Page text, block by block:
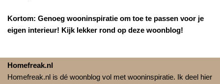
Kortom: Genoeg wooninspiratie om toe te passen voor je
eigen interieur! Kijk lekker rond op deze woonblog!
Homefreak.nl
Homefreak.nl is dé woonblog vol met wooninspiratie. Ik deel hier